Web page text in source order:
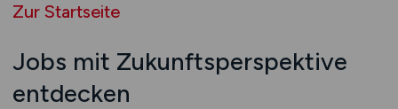
Zur Startseite
Jobs mit Zukunftsperspektive
entdecken